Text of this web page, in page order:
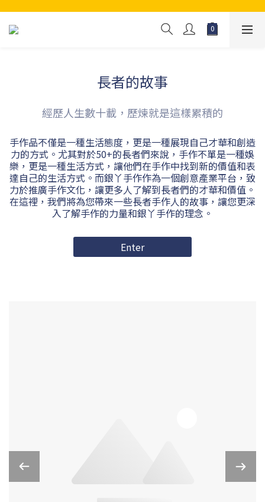
長者的故事
經歷人生數十載，歷煉就是這樣累積的
手作品不僅是一種生活態度，更是一種展現自己才華和創造
力的方式。尤其對於50+的長者們來說，手作不單是一種娛
樂，更是一種生活方式，讓他們在手作中找到新的價值和表
達自己的生活方式。而銀丫手作作為一個創意產業平台，致
力於推廣手作文化，讓更多人了解到長者們的才華和價值。
在這裡，我們將為您帶來一些長者手作人的故事，讓您更深
入了解手作的力量和銀丫手作的理念。
Enter